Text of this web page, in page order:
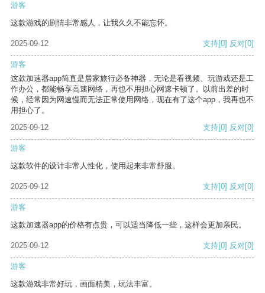
游客
这款游戏的剧情非常感人，让我久久不能忘怀。
2025-09-12 支持[0] 反对[0]
游客
这款加速器app简直是居家旅行必备神器，无论是看视频、玩游戏还是工
作办公，都能畅享高速网络，再也不用担心网速卡顿了。以前出差的时
候，经常因为网速慢而无法正常使用网络，现在有了这个app，我再也不
用担心了。
2025-09-12
支持[0] 反对[0]
游客
这款软件的设计非常人性化，使用起来非常舒服。
2025-09-12 支持[0] 反对[0]
游客
这款加速器app的价格有点贵，可以适当降低一些，这样会更加亲民。
2025-09-12 支持[0] 反对[0]
游客
这款游戏非常好玩，画面精美，玩法丰富。